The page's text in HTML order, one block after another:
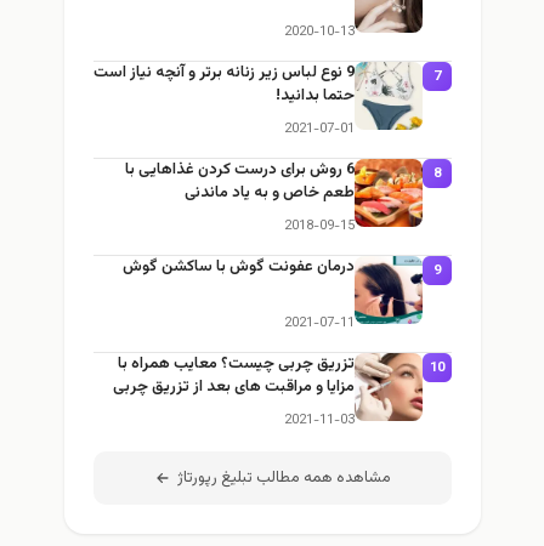
2020-10-13
9 نوع لباس زیر زنانه برتر و آنچه نیاز است
حتما بدانید!
2021-07-01
6 روش برای درست کردن غذاهایی با
طعم خاص و به یاد ماندنی
2018-09-15
درمان عفونت گوش با ساکشن گوش
2021-07-11
تزریق چربی چیست؟ معایب همراه با
مزایا و مراقبت های بعد از تزریق چربی
2021-11-03
مشاهده همه مطالب تبلیغ رپورتاژ